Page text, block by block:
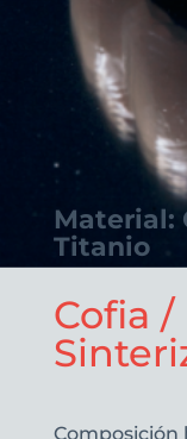
Material:
Titanio
Cofia